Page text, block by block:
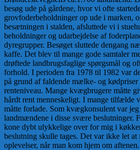
besøg ude på gårdene, hvor vi ofte
grovfoderbeholdninger op ude i marken,
besætningen i stalden, afsluttede vi i
beholdninger og udarbejdelse af
dyregrupper. Besøget sluttede dengang
kaffe. Det blev til mange gode samtaler
drøftede landbrugsfaglige spørgsmål og
forhold. I perioden fra 1978 til 1982 var
på grund af faldende mælke- og kødpriser
renteniveau. Mange kvægbrugere måtte
hårdt rent menneskeligt. I mange tilfælde
måtte forlade. Som kvægkonsulent var
landmændene i disse svære beslutninger.
kone dybt ulykkelige over for mig i
beslutning skulle tages. Det var ikke let
oplevelser, når man kom hjem om aftenen.